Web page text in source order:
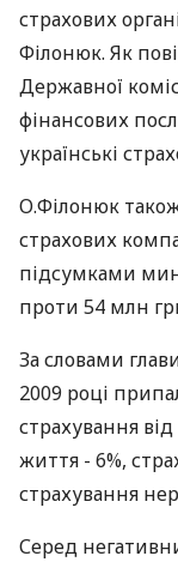
страхових
Філонюк. Як
Державної
фінансових
українські
О.Філонюк
страхових
підсумками
проти 54 млн
За словами
2009 році
страхування
життя - 6%,
страхування
Серед